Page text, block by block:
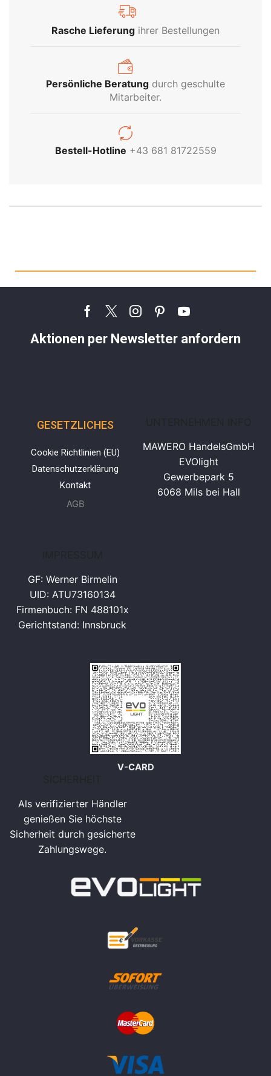
Rasche Lieferung ihrer Bestellungen
Persönliche Beratung durch geschulte
Mitarbeiter.
Bestell-Hotline +43 681 81722559
INDUSTRIE
persönlich über unser gesamtes Industrie-
Aktionen per Newsletter anfordern
GESETZLICHES
Cookie Richtlinien (EU)
Datenschutzerklärung
Kontakt
AGB
MAWERO HandelsGmbH
EVOlight
Gewerbepark 5
6068 Mils bei Hall
GF: Werner Birmelin
UID: ATU73160134
Firmenbuch: FN 488101x
Gerichtstand: Innsbruck
V-CARD
Als verifizierter Händler
genießen Sie höchste
Sicherheit durch gesicherte
Zahlungswege.